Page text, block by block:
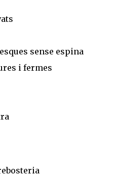
sense espina
i fermes